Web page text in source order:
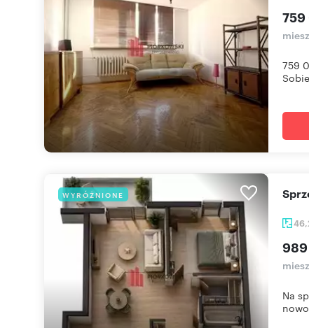
759
759
WYRÓŻNIONE
Na